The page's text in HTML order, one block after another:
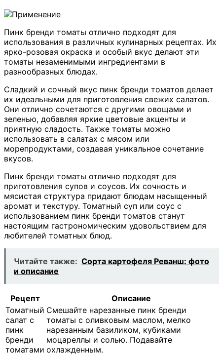
Пинк бренди томаты отлично подходят для
использования в различных кулинарных рецептах. Их
ярко-розовая окраска и особый вкус делают эти
томаты незаменимыми ингредиентами в
разнообразных блюдах.
Сладкий и сочный вкус пинк бренди томатов делает
их идеальными для приготовления свежих салатов.
Они отлично сочетаются с другими овощами и
зеленью, добавляя яркие цветовые акценты и
приятную сладость. Также томаты можно
использовать в салатах с мясом или
морепродуктами, создавая уникальное сочетание
вкусов.
Пинк бренди томаты отлично подходят для
приготовления супов и соусов. Их сочность и
мясистая структура придают блюдам насыщенный
аромат и текстуру. Томатный суп или соус с
использованием пинк бренди томатов станут
настоящим гастрономическим удовольствием для
любителей томатных блюд.
Читайте также: Сорта картофеля Реванш: фото
и описание
Рецепт
Описание
Томатный
салат с
пинк
бренди
томатами
Смешайте нарезанные пинк бренди
томаты с оливковым маслом, мелко
нарезанным базиликом, кубиками
моцареллы и солью. Подавайте
охлажденным.